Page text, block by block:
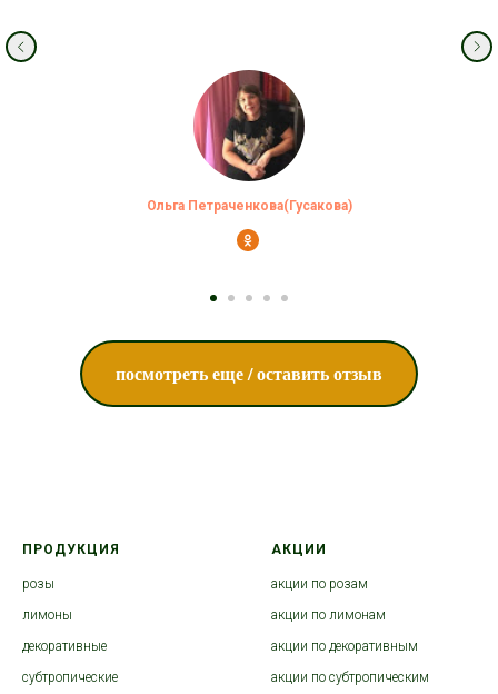
Ольга Петраченкова(Гусакова)
посмотреть еще / оставить отзыв
ПРОДУКЦИЯ
розы
лимоны
декоративные
субтропические
АКЦИИ
акции по розам
акции по лимонам
акции по декоративным
акции по субтропическим